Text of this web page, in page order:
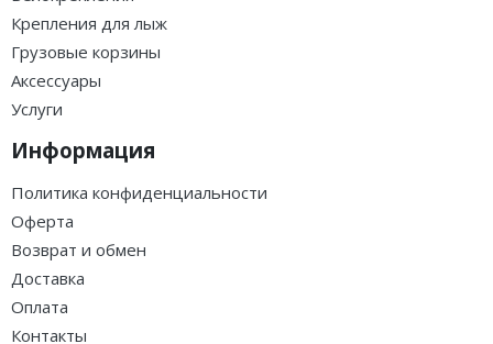
Крепления для лыж
Грузовые корзины
Аксессуары
Услуги
Информация
Политика конфиденциальности
Оферта
Возврат и обмен
Доставка
Оплата
Контакты